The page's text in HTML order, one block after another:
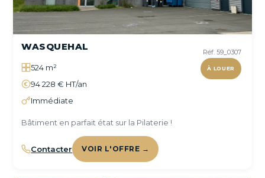
Réf. 59_0307
À LOUER
WASQUEHAL
524 m²
94 228 € HT/an
Immédiate
Bâtiment en parfait état sur la Pilaterie !
Contacter VOIR L'OFFRE →